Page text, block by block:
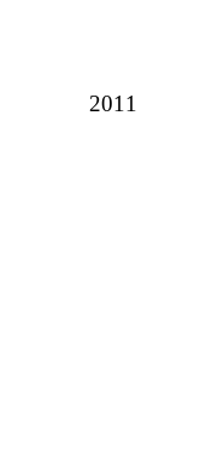
2011